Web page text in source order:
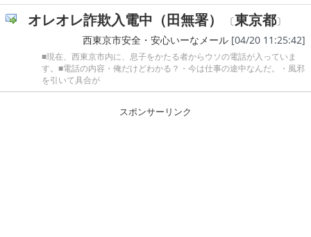
オレオレ詐欺入電中（田無署） 〔東京都〕
西東京市安全・安心いーなメール [04/20 11:25:42]
■現在、西東京市内に、息子をかたる者からウソの電話が入っていま
す。■電話の内容・俺だけどわかる？・今は仕事の途中なんだ。・風邪
を引いて具合が
スポンサーリンク